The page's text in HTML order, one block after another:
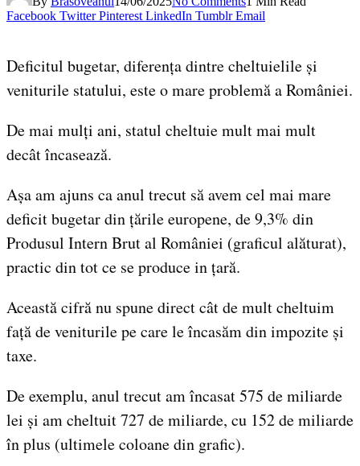
Facebook Twitter Pinterest LinkedIn Tumblr Email
Deficitul bugetar, diferența dintre cheltuielile și
veniturile statului, este o mare problemă a României.
De mai mulți ani, statul cheltuie mult mai mult
decât încasează.
Așa am ajuns ca anul trecut să avem cel mai mare
deficit bugetar din țările europene, de 9,3% din
Produsul Intern Brut al României (graficul alăturat),
practic din tot ce se produce in țară.
Această cifră nu spune direct cât de mult cheltuim
față de veniturile pe care le încasăm din impozite și
taxe.
De exemplu, anul trecut am încasat 575 de miliarde
lei și am cheltuit 727 de miliarde, cu 152 de miliarde
în plus (ultimele coloane din grafic).